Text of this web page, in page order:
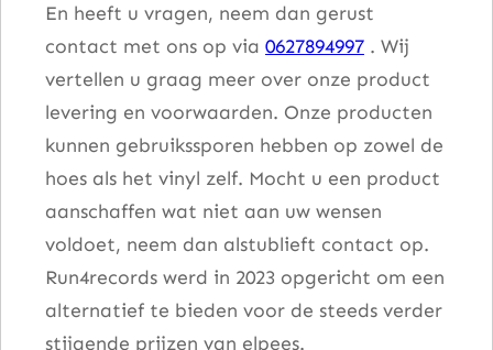
En heeft u vragen, neem dan gerust
contact met ons op via 0627894997 . Wij
vertellen u graag meer over onze product
levering en voorwaarden. Onze producten
kunnen gebruikssporen hebben op zowel de
hoes als het vinyl zelf. Mocht u een product
aanschaffen wat niet aan uw wensen
voldoet, neem dan alstublieft contact op.
Run4records werd in 2023 opgericht om een
alternatief te bieden voor de steeds verder
stijgende prijzen van elpees.